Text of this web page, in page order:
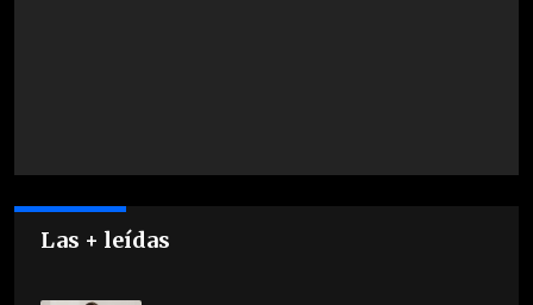
Las + leídas